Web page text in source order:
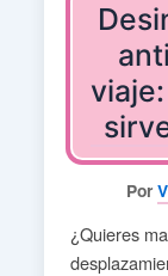
Por
¿Quieres